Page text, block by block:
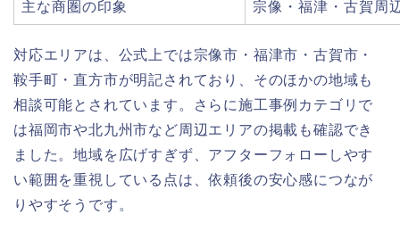
主な商圏の印象 宗像・福津・古賀周
対応エリアは、公式上では宗像市・福津市・古賀市・
鞍手町・直方市が明記されており、そのほかの地域も
相談可能とされています。さらに施工事例カテゴリで
は福岡市や北九州市など周辺エリアの掲載も確認でき
ました。地域を広げすぎず、アフターフォローしやす
い範囲を重視している点は、依頼後の安心感につなが
りやすそうです。